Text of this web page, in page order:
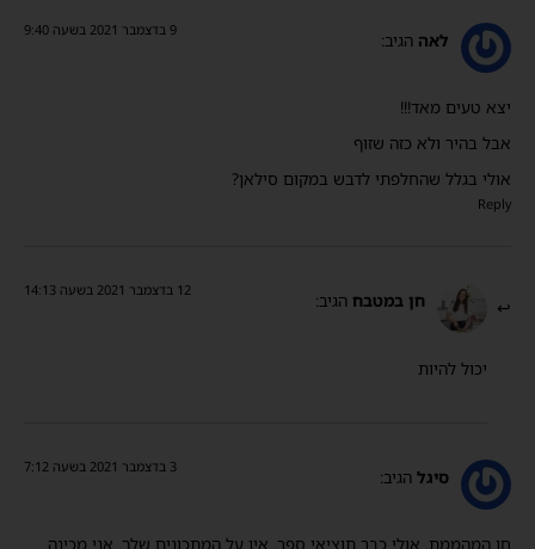
לאה הגיב:
9 בדצמבר 2021 בשעה 9:40
יצא טעים מאד!!!
אבל בהיר ולא כזה שזוף
אולי בגלל שהחלפתי לדבש במקום סילאן?
Reply
חן במטבח הגיב:
12 בדצמבר 2021 בשעה 14:13
יכול להיות
סיגל הגיב:
3 בדצמבר 2021 בשעה 7:12
חן המהממת. אולי כבר תוציאי ספר. אין על המתכונים שלך. אני מכינה